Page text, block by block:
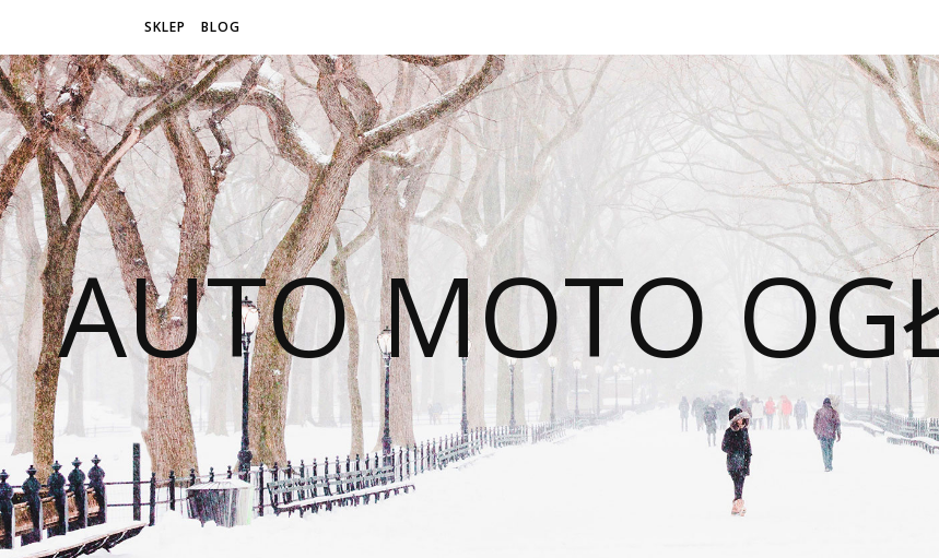
SKLEP BLOG
AUTO MOTO